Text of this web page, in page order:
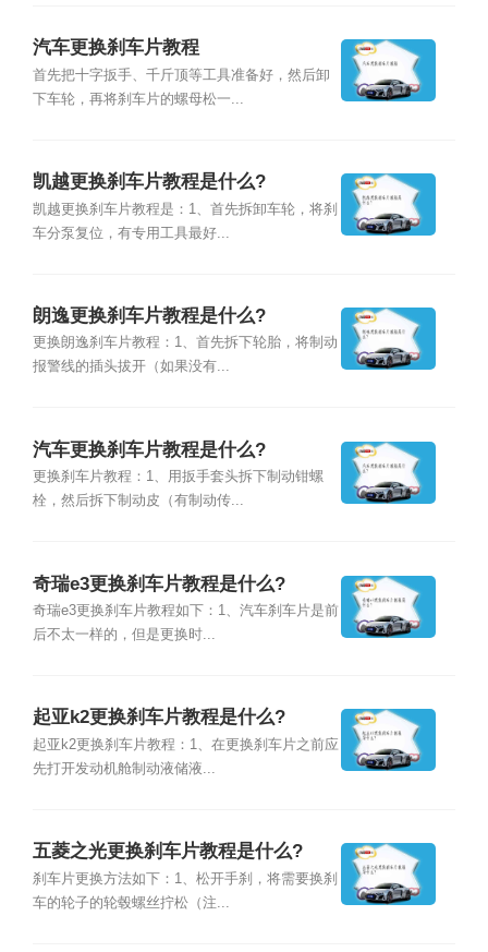
汽车更换刹车片教程
首先把十字扳手、千斤顶等工具准备好，然后卸
下车轮，再将刹车片的螺母松一...
凯越更换刹车片教程是什么?
凯越更换刹车片教程是：1、首先拆卸车轮，将刹
车分泵复位，有专用工具最好...
朗逸更换刹车片教程是什么?
更换朗逸刹车片教程：1、首先拆下轮胎，将制动
报警线的插头拔开（如果没有...
汽车更换刹车片教程是什么?
更换刹车片教程：1、用扳手套头拆下制动钳螺
栓，然后拆下制动皮（有制动传...
奇瑞e3更换刹车片教程是什么?
奇瑞e3更换刹车片教程如下：1、汽车刹车片是前
后不太一样的，但是更换时...
起亚k2更换刹车片教程是什么?
起亚k2更换刹车片教程：1、在更换刹车片之前应
先打开发动机舱制动液储液...
五菱之光更换刹车片教程是什么?
刹车片更换方法如下：1、松开手刹，将需要换刹
车的轮子的轮毂螺丝拧松（注...